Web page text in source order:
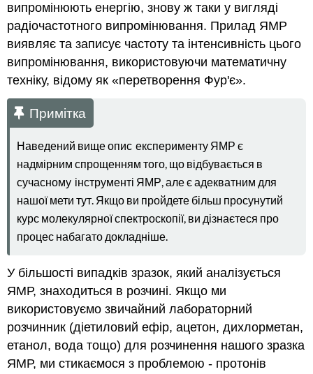
випромінюють енергію, знову ж таки у вигляді
радіочастотного випромінювання. Прилад ЯМР
виявляє та записує частоту та інтенсивність цього
випромінювання, використовуючи математичну
техніку, відому як «перетворення Фур'є».
Примітка
Наведений вище опис експерименту ЯМР є
надмірним спрощенням того, що відбувається в
сучасному інструменті ЯМР, але є адекватним для
нашої мети тут. Якщо ви пройдете більш просунутий
курс молекулярної спектроскопії, ви дізнаєтеся про
процес набагато докладніше.
У більшості випадків зразок, який аналізується
ЯМР, знаходиться в розчині. Якщо ми
використовуємо звичайний лабораторний
розчинник (діетиловий ефір, ацетон, дихлорметан,
етанол, вода тощо) для розчинення нашого зразка
ЯМР, ми стикаємося з проблемою - протонів